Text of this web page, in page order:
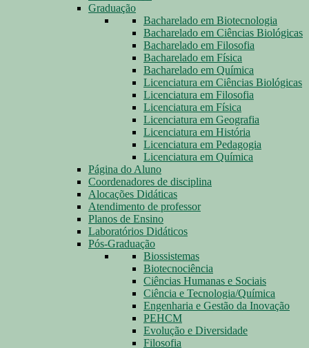
Graduação
Bacharelado em Biotecnologia
Bacharelado em Ciências Biológicas
Bacharelado em Filosofia
Bacharelado em Física
Bacharelado em Química
Licenciatura em Ciências Biológicas
Licenciatura em Filosofia
Licenciatura em Física
Licenciatura em Geografia
Licenciatura em História
Licenciatura em Pedagogia
Licenciatura em Química
Página do Aluno
Coordenadores de disciplina
Alocações Didáticas
Atendimento de professor
Planos de Ensino
Laboratórios Didáticos
Pós-Graduação
Biossistemas
Biotecnociência
Ciências Humanas e Sociais
Ciência e Tecnologia/Química
Engenharia e Gestão da Inovação
PEHCM
Evolução e Diversidade
Filosofia